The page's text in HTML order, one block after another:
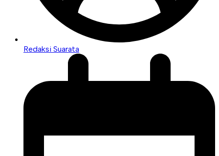
Redaksi Suarata